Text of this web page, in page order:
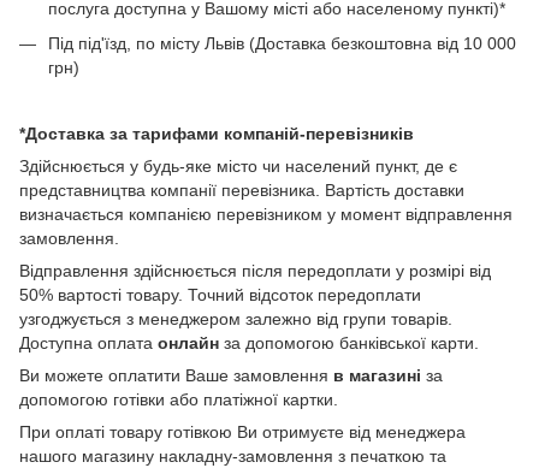
послуга доступна у Вашому місті або населеному пункті)*
Під під'їзд, по місту Львів (Доставка безкоштовна від 10 000
грн)
*Доставка за тарифами компаній-перевізників
Здійснюється у будь-яке місто чи населений пункт, де є
представництва компанії перевізника. Вартість доставки
визначається компанією перевізником у момент відправлення
замовлення.
Відправлення здійснюється після передоплати у розмірі від
50% вартості товару. Точний відсоток передоплати
узгоджується з менеджером залежно від групи товарів.
Доступна оплата онлайн за допомогою банківської карти.
Ви можете оплатити Ваше замовлення в магазині за
допомогою готівки або платіжної картки.
При оплаті товару готівкою Ви отримуєте від менеджера
нашого магазину накладну-замовлення з печаткою та